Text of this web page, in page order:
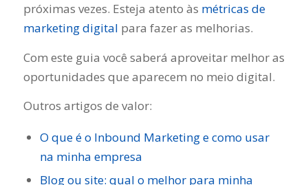
próximas vezes. Esteja atento às métricas de
marketing digital para fazer as melhorias.
Com este guia você saberá aproveitar melhor as
oportunidades que aparecem no meio digital.
Outros artigos de valor:
O que é o Inbound Marketing e como usar
na minha empresa
Blog ou site: qual o melhor para minha